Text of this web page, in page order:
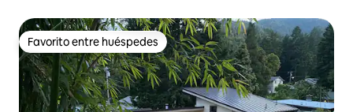
Favorito entre huéspedes
Favorito entre huéspedes